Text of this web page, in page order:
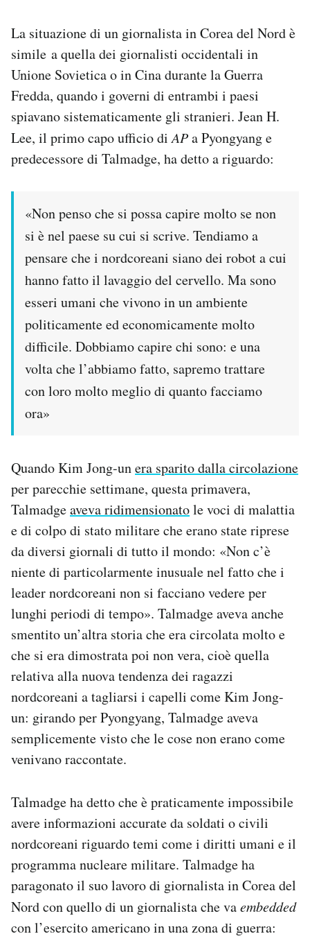
La situazione di un giornalista in Corea del Nord è
simile a quella dei giornalisti occidentali in
Unione Sovietica o in Cina durante la Guerra
Fredda, quando i governi di entrambi i paesi
spiavano sistematicamente gli stranieri. Jean H.
Lee, il primo capo ufficio diAPa Pyongyang e
predecessore di Talmadge, ha detto a riguardo:
«Non penso che si possa capire molto se non
si è nel paese su cui si scrive. Tendiamo a
pensare che i nordcoreani siano dei robot a cui
hanno fatto il lavaggio del cervello. Ma sono
esseri umani che vivono in un ambiente
politicamente ed economicamente molto
difficile. Dobbiamo capire chi sono: e una
volta che l’abbiamo fatto, sapremo trattare
con loro molto meglio di quanto facciamo
ora»
Quando Kim Jong-unera sparito dalla circolazione
per parecchie settimane, questa primavera,
Talmadgeaveva ridimensionatole voci di malattia
e di colpo di stato militare che erano state riprese
da diversi giornali di tutto il mondo: «Non c’è
niente di particolarmente inusuale nel fatto che i
leader nordcoreani non si facciano vedere per
lunghi periodi di tempo». Talmadge aveva anche
smentito un’altra storia che era circolata molto e
che si era dimostrata poi non vera, cioè quella
relativa alla nuova tendenza dei ragazzi
nordcoreani a tagliarsi i capelli come Kim Jong-
un: girando per Pyongyang, Talmadge aveva
semplicemente visto che le cose non erano come
venivano raccontate.
Talmadge ha detto che è praticamente impossibile
avere informazioni accurate da soldati o civili
nordcoreani riguardo temi come i diritti umani e il
programma nucleare militare. Talmadge ha
paragonato il suo lavoro di giornalista in Corea del
Nord con quello di un giornalista che vaembedded
con l’esercito americano in una zona di guerra: